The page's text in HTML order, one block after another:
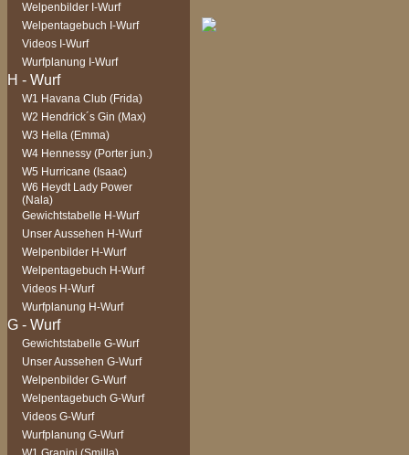
Welpenbilder I-Wurf
Welpentagebuch I-Wurf
Videos I-Wurf
Wurfplanung I-Wurf
W1 Havana Club (Frida)
W2 Hendrick´s Gin (Max)
W3 Hella (Emma)
W4 Hennessy (Porter jun.)
W5 Hurricane (Isaac)
W6 Heydt Lady Power
(Nala)
Gewichtstabelle H-Wurf
Unser Aussehen H-Wurf
Welpenbilder H-Wurf
Welpentagebuch H-Wurf
Videos H-Wurf
Wurfplanung H-Wurf
Gewichtstabelle G-Wurf
Unser Aussehen G-Wurf
Welpenbilder G-Wurf
Welpentagebuch G-Wurf
Videos G-Wurf
Wurfplanung G-Wurf